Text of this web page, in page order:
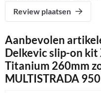
Review plaatsen
Aanbevolen
Delkevic slip-on kit
Titanium 260mm
MULTISTRADA